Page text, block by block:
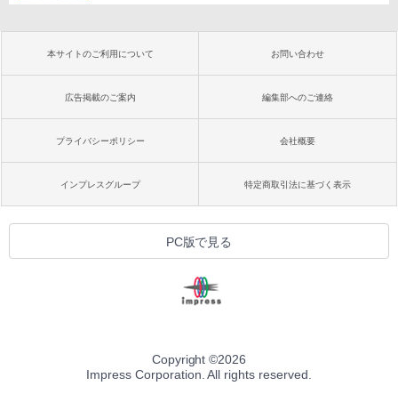
本サイトのご利用について お問い合わせ
広告掲載のご案内 編集部へのご連絡
プライバシーポリシー 会社概要
インプレスグループ 特定商取引法に基づく表示
PC版で見る
Copyright ©2026
Impress Corporation. All rights reserved.